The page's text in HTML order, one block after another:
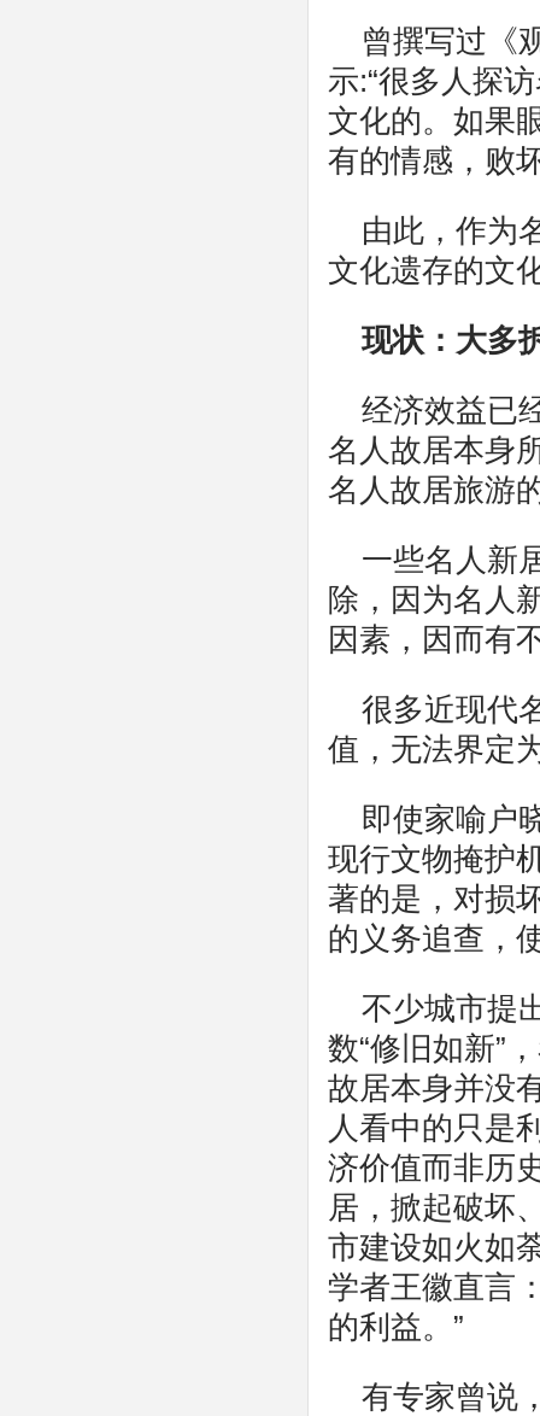
曾撰写过《
示:“很多人探
文化的。如果
有的情感，败
由此，作为
文化遗存的文
现状：大多
经济效益已
名人故居本身
名人故居旅游
一些名人新
除，因为名人
因素，因而有
很多近现代
值，无法界定
即使家喻户
现行文物掩护
著的是，对损
的义务追查，
不少城市提
数“修旧如新”
故居本身并没
人看中的只是
济价值而非历
居，掀起破坏
市建设如火如
学者王徽直言
的利益。”
有专家曾说